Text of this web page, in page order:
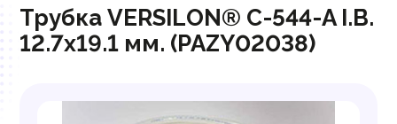
Трубка VERSILON® C-544-A I.B.
12.7х19.1 мм. (PAZY02038)